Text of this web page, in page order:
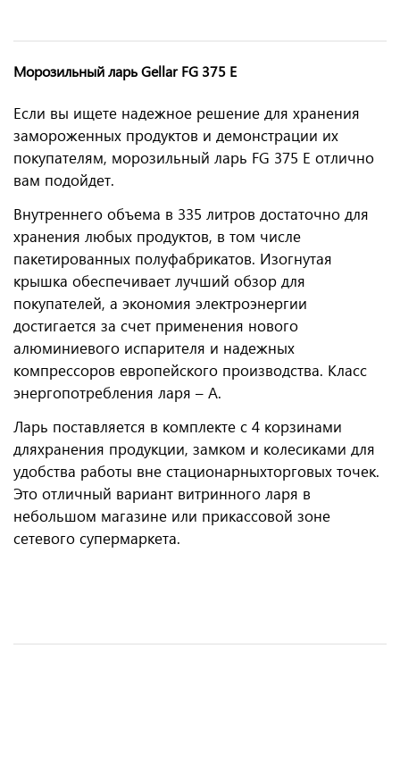
Морозильный ларь Gellar FG 375 E
Если вы ищете надежное решение для хранения
замороженных продуктов и демонстрации их
покупателям, морозильный ларь FG 375 E отлично
вам подойдет.
Внутреннего объема в 335 литров достаточно для
хранения любых продуктов, в том числе
пакетированных полуфабрикатов. Изогнутая
крышка обеспечивает лучший обзор для
покупателей, а экономия электроэнергии
достигается за счет применения нового
алюминиевого испарителя и надежных
компрессоров европейского производства. Класс
энергопотребления ларя – А.
Ларь поставляется в комплекте с 4 корзинами
дляхранения продукции, замком и колесиками для
удобства работы вне стационарныхторговых точек.
Это отличный вариант витринного ларя в
небольшом магазине или прикассовой зоне
сетевого супермаркета.